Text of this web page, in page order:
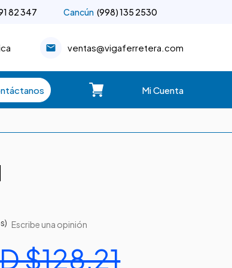
82 347 Cancún (998) 135 2530
ventas@vigaferretera.com
Mi Cuenta
Escribe una opinión
$128.21